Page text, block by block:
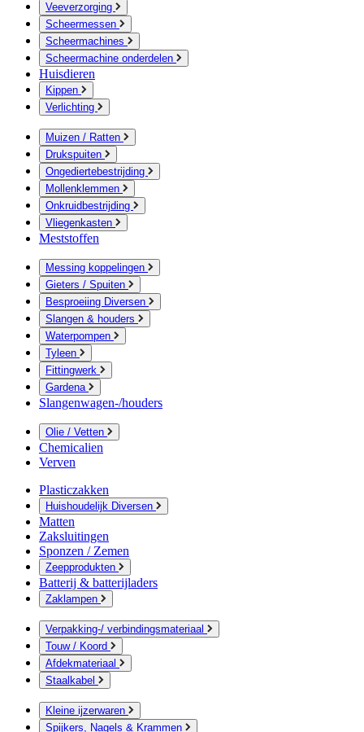
Veeverzorging
Scheermessen
Scheermachines
Scheermachine onderdelen
Huisdieren
Kippen
Verlichting
Muizen / Ratten
Drukspuiten
Ongediertebestrijding
Mollenklemmen
Onkruidbestrijding
Vliegenkasten
Meststoffen
Messing koppelingen
Gieters / Spuiten
Besproeiing Diversen
Slangen & houders
Waterpompen
Tyleen
Fittingwerk
Gardena
Slangenwagen-/houders
Olie / Vetten
Chemicalien
Verven
Plasticzakken
Huishoudelijk Diversen
Matten
Zaksluitingen
Sponzen / Zemen
Zeepprodukten
Batterij & batterijladers
Zaklampen
Verpakking-/ verbindingsmateriaal
Touw / Koord
Afdekmateriaal
Staalkabel
Kleine ijzerwaren
Spijkers, Nagels & Krammen